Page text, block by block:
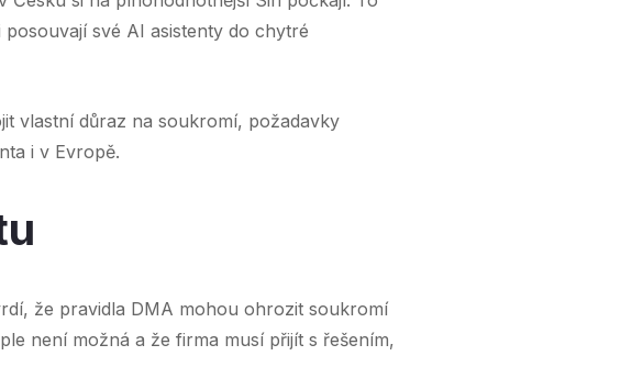
své AI asistenty do chytré
vlastní důraz na soukromí, požadavky
i v Evropě.
že pravidla DMA mohou ohrozit soukromí
není možná a že firma musí přijít s řešením,